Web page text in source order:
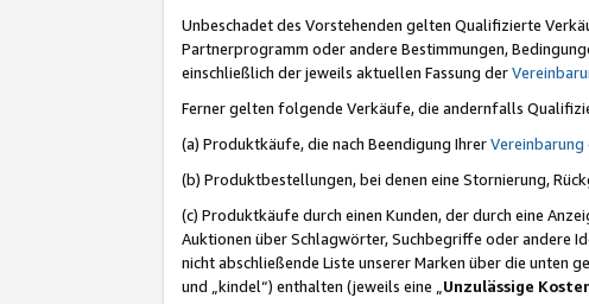
Unbeschadet des Vorstehenden gelten Qualifizierte
Partnerprogramm oder andere Bestimmungen,
einschließlich der jeweils aktuellen Fassung der
Ferner gelten folgende Verkäufe, die andernfalls
(a) Produktkäufe, die nach Beendigung IhrerVereinbarung
(b) Produktbestellungen, bei denen eine Stornierung,
(c) Produktkäufe durch einen Kunden, der durch eine
Auktionen über Schlagwörter, Suchbegriffe oder andere
nicht abschließende Liste unserer Marken über die unten
und „kindel“) enthalten (jeweils eine „ Unzulässige